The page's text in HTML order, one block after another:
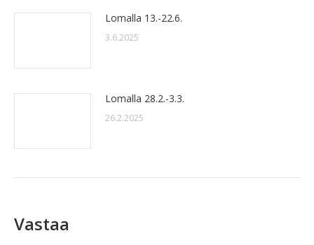
Lomalla 13.-22.6.
3.6.2025
Lomalla 28.2.-3.3.
26.2.2025
Vastaa